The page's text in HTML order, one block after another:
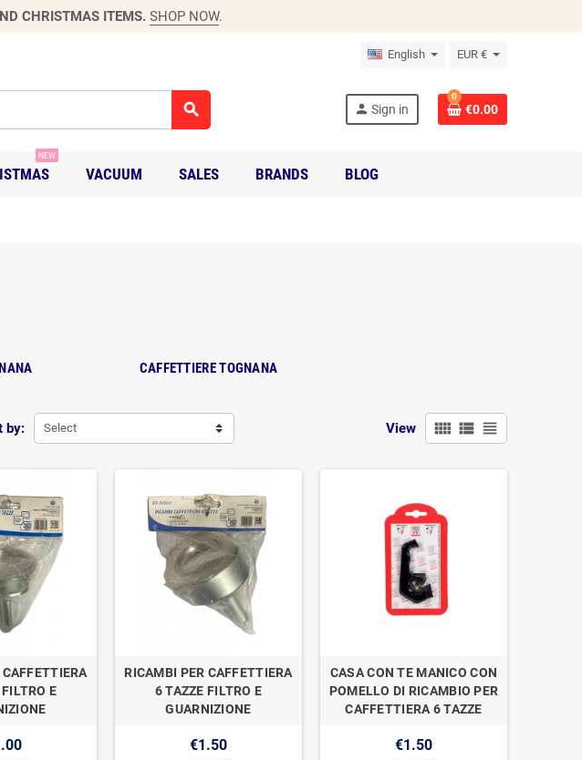
CHRISTMAS ITEMS. SHOP NOW.
English EUR €
search person Sign in
0
€0.00
NEW
VACUUM SALES BRANDS BLOG
CAFFETTIERE TOGNANA
by: Select View view_comfy view_list view_headline
E
RICAMBI PER CAFFETTIERA
6 TAZZE FILTRO E
GUARNIZIONE
€1.50
CASA CON TE MANICO CON
POMELLO DI RICAMBIO PER
CAFFETTIERA 6 TAZZE
€1.50